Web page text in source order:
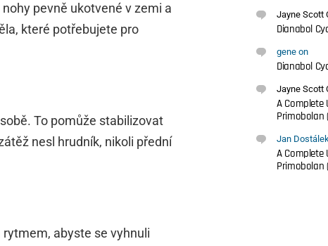
pevně ukotvené v zemi a
které potřebujete pro
To pomůže stabilizovat
nesl hrudník, nikoli přední
abyste se vyhnuli
Jayne Scott
Dianabol
gene on
Dianabol
Jayne Scott
A Complete
Primobolan
Jan Dostálek
A Complete
Primobolan